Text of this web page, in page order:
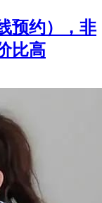
预约），非
比高